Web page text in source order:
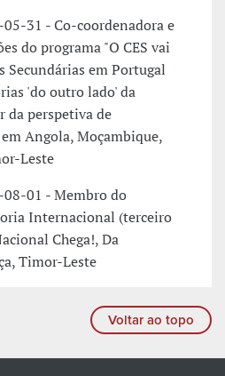
31 - Co-coordenadora e
do programa "O CES vai
Secundárias em Portugal
'do outro lado' da
da perspetiva de
Angola, Moçambique,
Leste
01 - Membro do
Internacional (terceiro
Chega!, Da
Timor-Leste
Voltar ao topo